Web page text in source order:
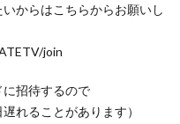
からはこちらからお願いし
join
招待するので
れることがあります）